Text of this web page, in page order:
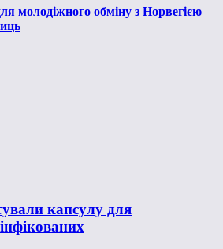
молодіжного обміну з Норвегією
капсулу для